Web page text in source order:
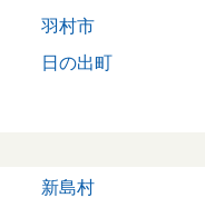
羽村市
日の出町
新島村